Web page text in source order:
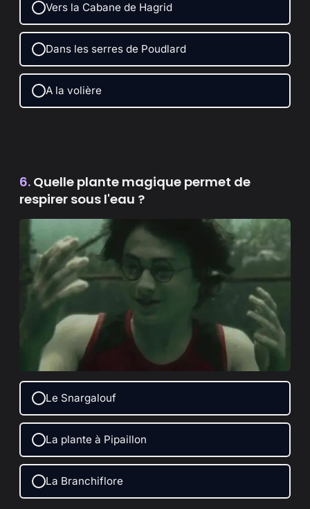
Vers la Cabane de Hagrid
Dans les serres de Poudlard
A la volière
6. Quelle plante magique permet de
respirer sous l'eau ?
Le Snargalouf
La plante à Pipaillon
La Branchiflore